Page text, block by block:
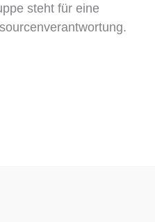
steht für eine